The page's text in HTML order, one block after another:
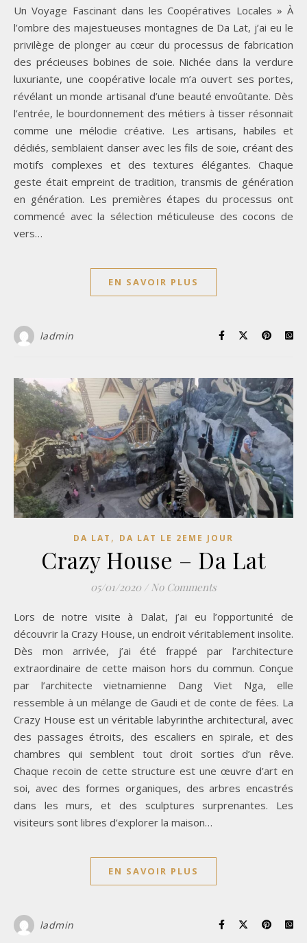
Un Voyage Fascinant dans les Coopératives Locales » À
l’ombre des majestueuses montagnes de Da Lat, j’ai eu le
privilège de plonger au cœur du processus de fabrication
des précieuses bobines de soie. Nichée dans la verdure
luxuriante, une coopérative locale m’a ouvert ses portes,
révélant un monde artisanal d’une beauté envoûtante. Dès
l’entrée, le bourdonnement des métiers à tisser résonnait
comme une mélodie créative. Les artisans, habiles et
dédiés, semblaient danser avec les fils de soie, créant des
motifs complexes et des textures élégantes. Chaque
geste était empreint de tradition, transmis de génération
en génération. Les premières étapes du processus ont
commencé avec la sélection méticuleuse des cocons de
vers…
EN SAVOIR PLUS
ladmin
DA LAT , DA LAT LE 2EME JOUR
Crazy House – Da Lat
05/01/2020 / No Comments
Lors de notre visite à Dalat, j’ai eu l’opportunité de
découvrir la Crazy House, un endroit véritablement insolite.
Dès mon arrivée, j’ai été frappé par l’architecture
extraordinaire de cette maison hors du commun. Conçue
par l’architecte vietnamienne Dang Viet Nga, elle
ressemble à un mélange de Gaudi et de conte de fées. La
Crazy House est un véritable labyrinthe architectural, avec
des passages étroits, des escaliers en spirale, et des
chambres qui semblent tout droit sorties d’un rêve.
Chaque recoin de cette structure est une œuvre d’art en
soi, avec des formes organiques, des arbres encastrés
dans les murs, et des sculptures surprenantes. Les
visiteurs sont libres d’explorer la maison…
EN SAVOIR PLUS
ladmin